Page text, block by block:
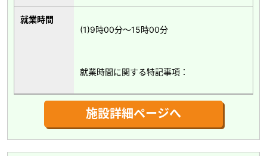
就業時間
(1)9時00分～15時00分
就業時間に関する特記事項：
施設詳細ページへ